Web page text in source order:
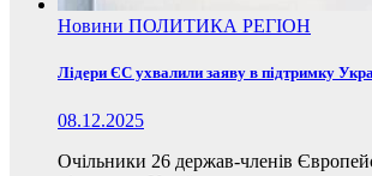
Новини ПОЛИТИКА РЕГІОН
Лідери ЄС ухвалили заяву в підтримку
08.12.2025
Очільники 26 держав-членів